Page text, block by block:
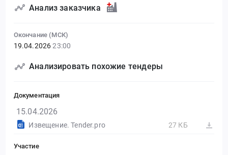
Анализ заказчика
Окончание (МСК)
19.04.2026 23:00
Анализировать похожие тендеры
Документация
15.04.2026
Извещение. Tender.pro 27 КБ
Участие